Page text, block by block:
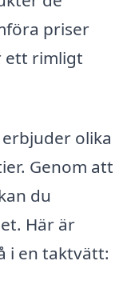
priser
ett rimligt
olika
Genom att
du
Här är
i en taktvätt: